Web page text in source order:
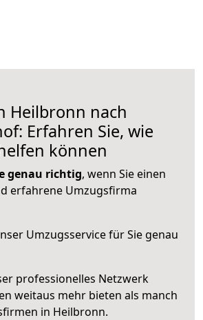
Heilbronn nach
Erfahren Sie, wie
können
genau richtig, wenn Sie einen
erfahrene Umzugsfirma
Umzugsservice für Sie genau
professionelles Netzwerk
weitaus mehr bieten als manch
in Heilbronn.